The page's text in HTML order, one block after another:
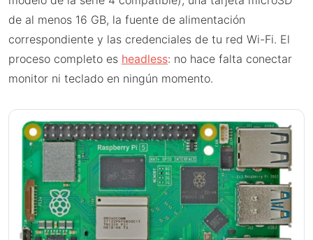
de al menos 16 GB, la fuente de alimentación
correspondiente y las credenciales de tu red Wi-Fi. El
proceso completo es headless: no hace falta conectar
monitor ni teclado en ningún momento.